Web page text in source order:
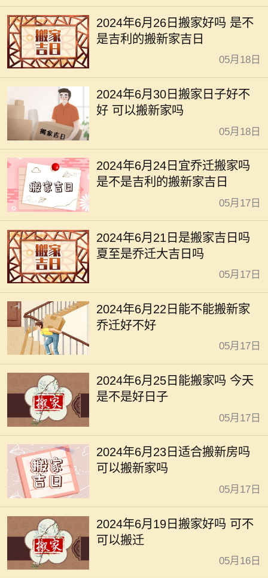
2024年6月26日搬家好吗 是不
是吉利的搬新家吉日
05月18日
2024年6月30日搬家日子好不
好 可以搬新家吗
05月18日
2024年6月24日宜乔迁搬家吗
是不是吉利的搬新家吉日
05月17日
2024年6月21日是搬家吉日吗
夏至是乔迁大吉日吗
05月17日
2024年6月22日能不能搬新家
乔迁好不好
05月17日
2024年6月25日能搬家吗 今天
是不是好日子
05月17日
2024年6月23日适合搬新房吗
可以搬新家吗
05月17日
2024年6月19日搬家好吗 可不
可以搬迁
05月16日